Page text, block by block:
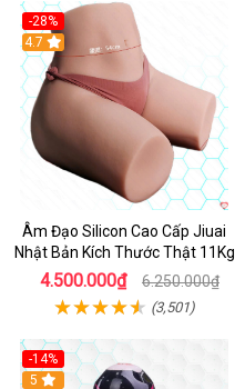
-28%
4.7
Âm Đạo Silicon Cao Cấp Jiuai
Nhật Bản Kích Thước Thật 11Kg
4.500.000₫ 6.250.000₫
(3,501)
-14%
Hot
5